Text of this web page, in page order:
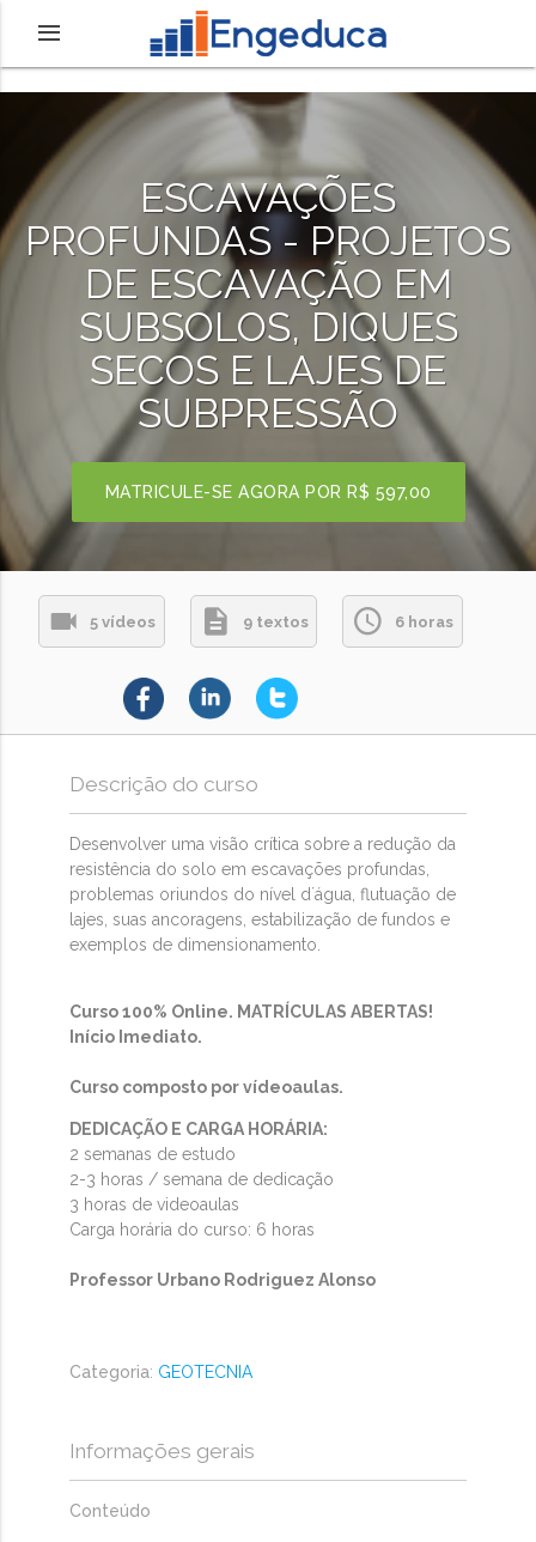
ESCAVAÇÕES
PROFUNDAS - PROJETOS
DE ESCAVAÇÃO EM
SUBSOLOS, DIQUES
SECOS E LAJES DE
SUBPRESSÃO
MATRICULE-SE AGORA POR R$ 597,00
5 vídeos 9 textos 6 horas
Descrição do curso
Desenvolver uma visão crítica sobre a redução da
resistência do solo em escavações profundas,
problemas oriundos do nível d´água, flutuação de
lajes, suas ancoragens, estabilização de fundos e
exemplos de dimensionamento.
Curso 100% Online. MATRÍCULAS ABERTAS!
Início Imediato.
Curso composto por vídeoaulas.
DEDICAÇÃO E CARGA HORÁRIA:
2 semanas de estudo
2-3 horas / semana de dedicação
3 horas de videoaulas
Carga horária do curso: 6 horas
Professor Urbano Rodriguez Alonso
Categoria: GEOTECNIA
Informações gerais
Conteúdo